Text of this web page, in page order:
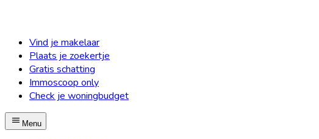
Vind je makelaar
Plaats je zoekertje
Gratis schatting
Immoscoop only
Check je woningbudget
Menu